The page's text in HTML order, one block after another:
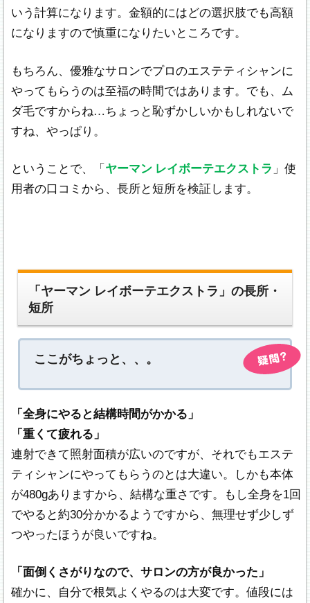
いう計算になります。金額的にはどの選択肢でも高額
になりますので慎重になりたいところです。
もちろん、優雅なサロンでプロのエステティシャンに
やってもらうのは至福の時間ではあります。でも、ム
ダ毛ですからね…ちょっと恥ずかしいかもしれないで
すね、やっぱり。
ということで、「 ヤーマン レイボーテエクストラ 」使
用者の口コミから、長所と短所を検証します。
「ヤーマン レイボーテエクストラ」の長所・
短所
ここがちょっと、、。
「全身にやると結構時間がかかる」
「重くて疲れる」
連射できて照射面積が広いのですが、それでもエステ
ティシャンにやってもらうのとは大違い。しかも本体
が480gありますから、結構な重さです。もし全身を1回
でやると約30分かかるようですから、無理せず少しず
つやったほうが良いですね。
「面倒くさがりなので、サロンの方が良かった」
確かに、自分で根気よくやるのは大変です。値段には